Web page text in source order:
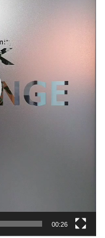
00:26